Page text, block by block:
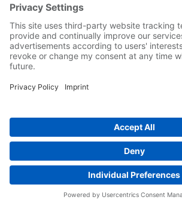
Kariyer
Bizi sosyal medyadan takip edin..
Anasayfa Kullanım Şartları ve Koşulları
Gizlilik Hakları
Cookie Choices
Whistleblowing
Yaskawa Europe GmbH